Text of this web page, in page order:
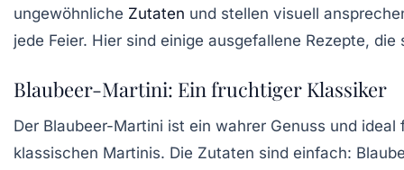
ungewöhnliche Zutaten und stellen visuell
jede Feier. Hier sind einige ausgefallene Rezepte,
Blaubeer-Martini: Ein fruchtiger Klassiker
Der Blaubeer-Martini ist ein wahrer Genuss und
klassischen Martinis. Die Zutaten sind einfach: